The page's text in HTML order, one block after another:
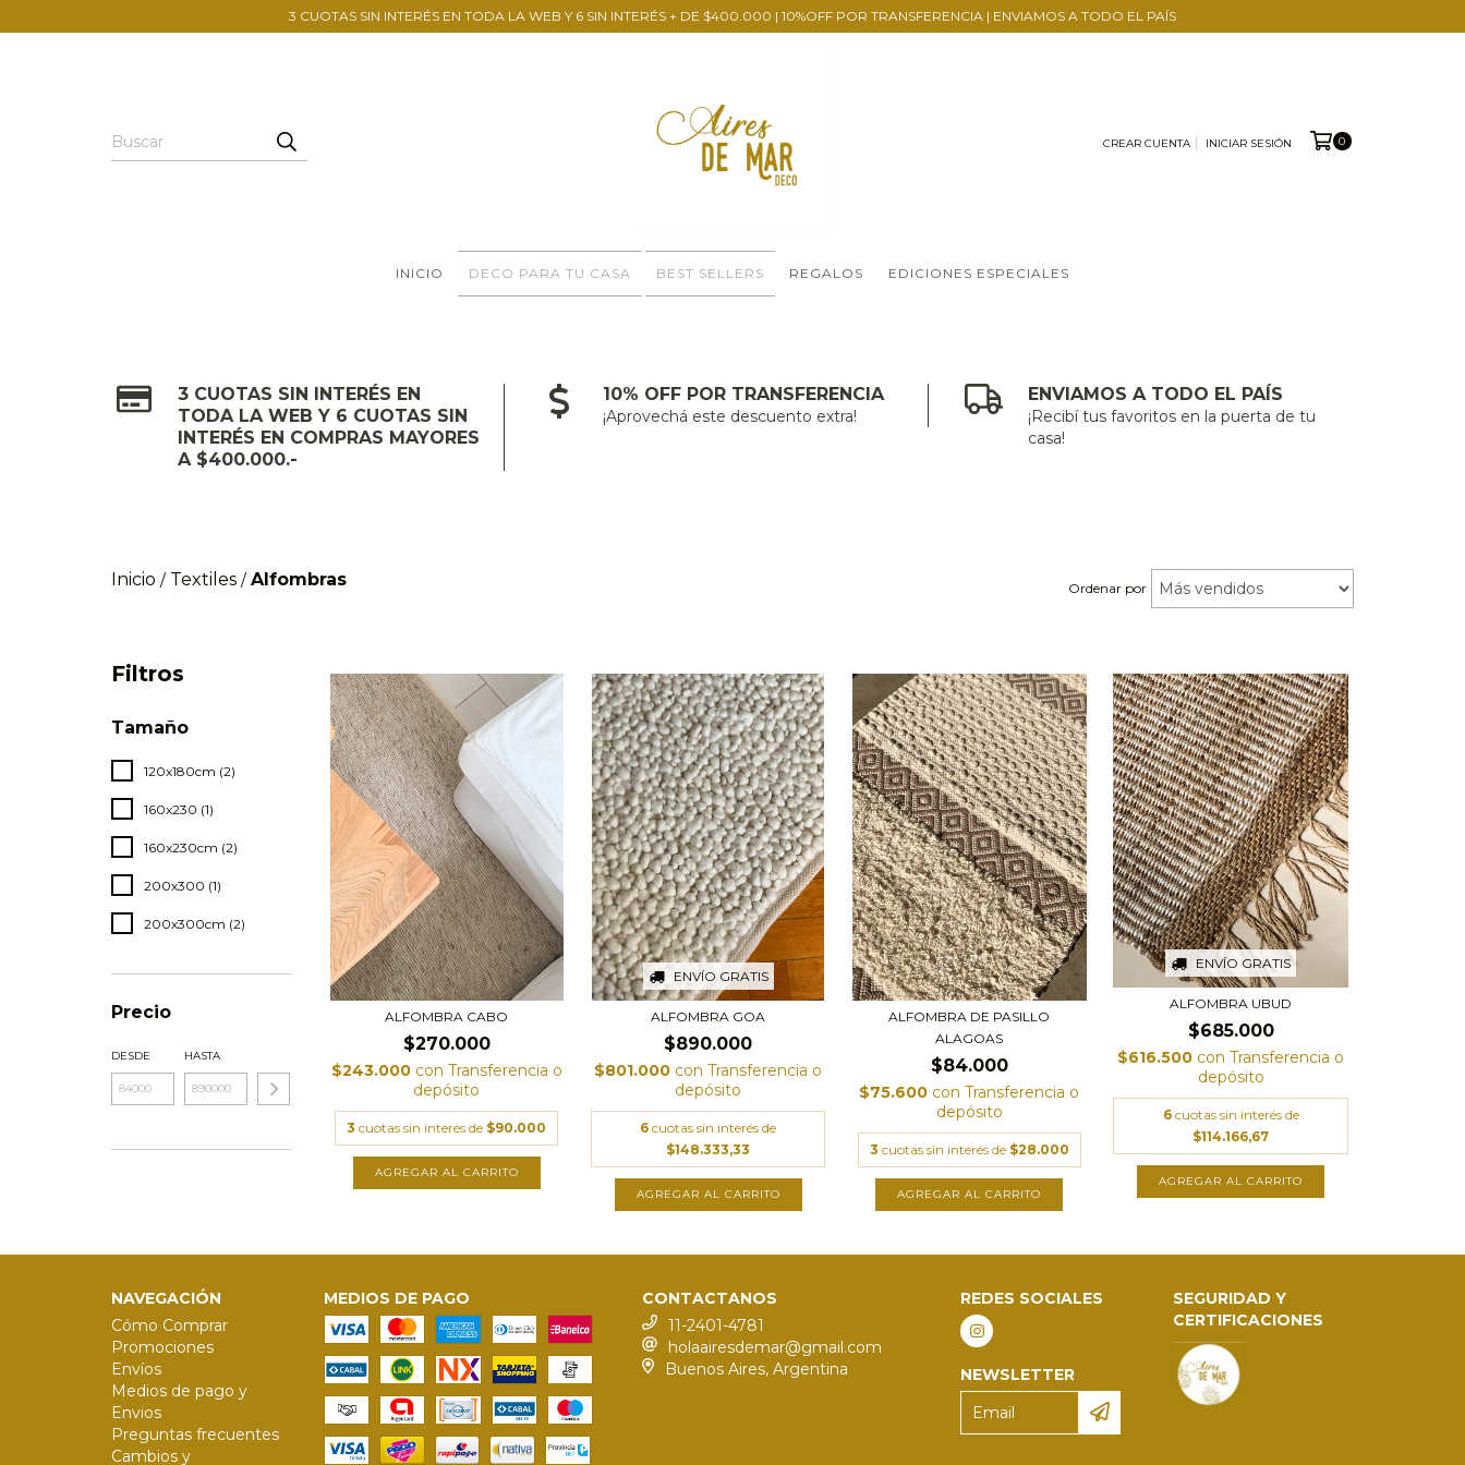
3 CUOTAS SIN INTERÉS EN TODA LA WEB Y 6 SIN INTERÉS + DE $400.000 | 10%OFF POR TRANSFERENCIA | ENVIAMOS A TODO EL PAÍS
CREAR CUENTA INICIAR SESIÓN 0
INICIO DECO PARA TU CASA BEST SELLERS REGALOS EDICIONES ESPECIALES
3 CUOTAS SIN INTERÉS EN
TODA LA WEB Y 6 CUOTAS SIN
INTERÉS EN COMPRAS MAYORES
A $400.000.-
10% OFF POR TRANSFERENCIA
¡Aprovechá este descuento extra!
ENVIAMOS A TODO EL PAÍS
¡Recibí tus favoritos en la puerta de tu
casa!
Inicio / Textiles / Alfombras Ordenar por
Filtros
Tamaño
120x180cm (2)
160x230 (1)
160x230cm (2)
200x300 (1)
200x300cm (2)
Precio
DESDE HASTA
ALFOMBRA CABO
$270.000
$243.000 con Transferencia o
depósito
3 cuotas sin interés de $90.000
AGREGAR AL CARRITO
ENVÍO GRATIS
ALFOMBRA GOA
$890.000
$801.000 con Transferencia o
depósito
6 cuotas sin interés de
$148.333,33
AGREGAR AL CARRITO
ALFOMBRA DE PASILLO
ALAGOAS
$84.000
$75.600 con Transferencia o
depósito
3 cuotas sin interés de $28.000
ENVÍO GRATIS
ALFOMBRA UBUD
$685.000
$616.500 con Transferencia o
depósito
6 cuotas sin interés de
$114.166,67
AGREGAR AL CARRITO
NAVEGACIÓN
Cómo Comprar
Promociones
Envíos
Medios de pago y
Envios
Preguntas frecuentes
Cambios y
MEDIOS DE PAGO
CONTACTANOS
11-2401-4781
holaairesdemar@gmail.com
Buenos Aires, Argentina
REDES SOCIALES
NEWSLETTER
SEGURIDAD Y
CERTIFICACIONES